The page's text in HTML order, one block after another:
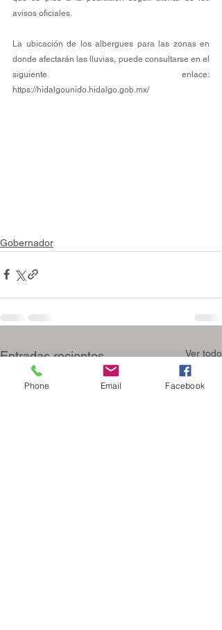
avisos oficiales.
La ubicación de los albergues para las zonas en
donde afectarán las lluvias, puede consultarse en el
https://hidalgounido.hidalgo.gob.mx/
Gobernador
Entradas recientes Ver todo
Phone Email Facebook